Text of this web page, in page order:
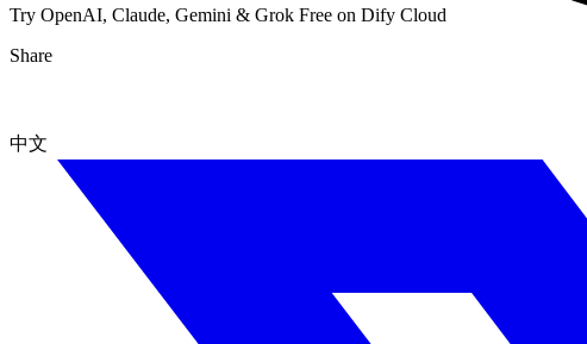
中文
Try OpenAI, Claude, Gemini & Grok Free on Dify Cloud
Share